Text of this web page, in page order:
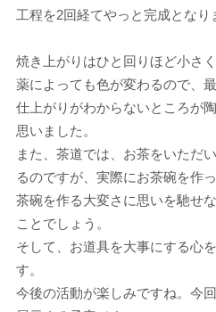
工程を2回経てやっと完成となり
焼き上がりはひと回りほど小さ
薬によっても色が変わるので、
仕上がりがわからないところが
思いました。
また、茶道では、お茶をいただ
るのですが、実際にお茶碗を作
茶碗を作る大変さに思いを馳せ
ことでしょう。
そして、お道具を大事にする心
す。
今後の活動が楽しみですね。今